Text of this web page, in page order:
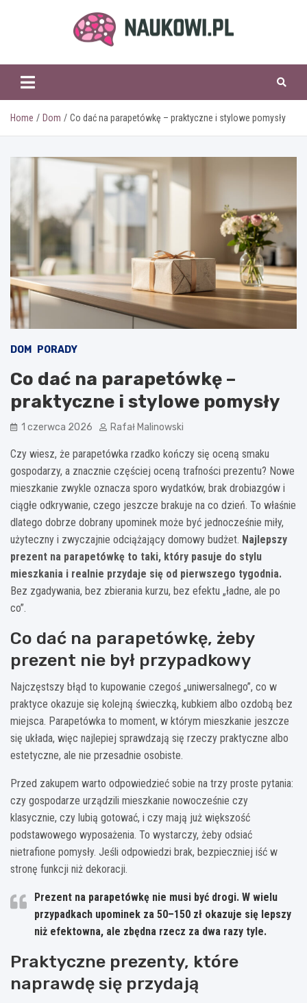
naukowi.pl
Home Dom Co dać na parapetówkę – praktyczne i stylowe pomysły
DOM PORADY
Co dać na parapetówkę –
praktyczne i stylowe pomysły
1 czerwca 2026 Rafał Malinowski
Czy wiesz, że parapetówka rzadko kończy się oceną smaku
gospodarzy, a znacznie częściej oceną trafności prezentu? Nowe
mieszkanie zwykle oznacza sporo wydatków, brak drobiazgów i
ciągłe odkrywanie, czego jeszcze brakuje na co dzień. To właśnie
dlatego dobrze dobrany upominek może być jednocześnie miły,
użyteczny i zwyczajnie odciążający domowy budżet. Najlepszy
prezent na parapetówkę to taki, który pasuje do stylu
mieszkania i realnie przydaje się od pierwszego tygodnia.
Bez zgadywania, bez zbierania kurzu, bez efektu „ładne, ale po
co”.
Co dać na parapetówkę, żeby
prezent nie był przypadkowy
Najczęstszy błąd to kupowanie czegoś „uniwersalnego”, co w
praktyce okazuje się kolejną świeczką, kubkiem albo ozdobą bez
miejsca. Parapetówka to moment, w którym mieszkanie jeszcze
się układa, więc najlepiej sprawdzają się rzeczy praktyczne albo
estetyczne, ale nie przesadnie osobiste.
Przed zakupem warto odpowiedzieć sobie na trzy proste pytania:
czy gospodarze urządzili mieszkanie nowocześnie czy
klasycznie, czy lubią gotować, i czy mają już większość
podstawowego wyposażenia. To wystarczy, żeby odsiać
nietrafione pomysły. Jeśli odpowiedzi brak, bezpieczniej iść w
stronę funkcji niż dekoracji.
Prezent na parapetówkę nie musi być drogi. W wielu
przypadkach upominek za 50–150 zł okazuje się lepszy
niż efektowna, ale zbędna rzecz za dwa razy tyle.
Praktyczne prezenty, które
naprawdę się przydają